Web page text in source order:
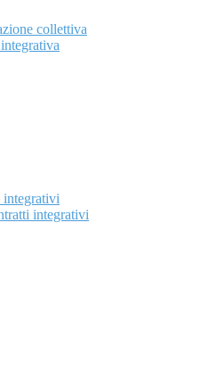
collettiva
integrativi
integrativi